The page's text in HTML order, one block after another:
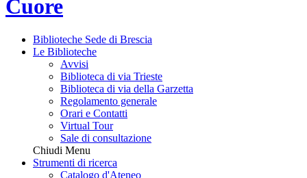
Biblioteche Sede di Brescia
Le Biblioteche
Avvisi
Biblioteca di via Trieste
Biblioteca di via della Garzetta
Regolamento generale
Orari e Contatti
Virtual Tour
Sale di consultazione
Chiudi Menu
Strumenti di ricerca
Catalogo d'Ateneo